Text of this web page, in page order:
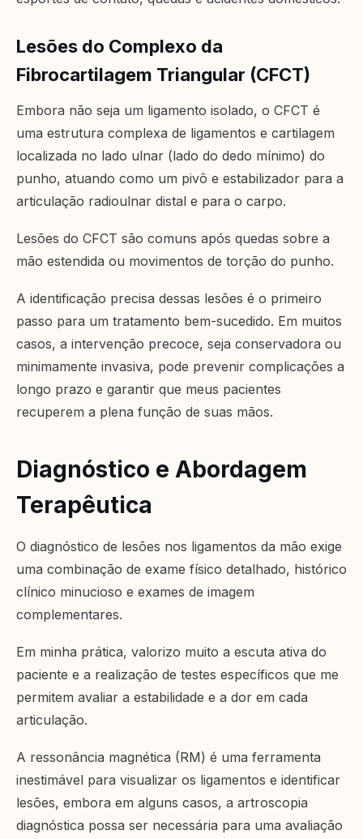
Lesões do Complexo da
Fibrocartilagem Triangular (CFCT)
Embora não seja um ligamento isolado, o CFCT é
uma estrutura complexa de ligamentos e cartilagem
localizada no lado ulnar (lado do dedo mínimo) do
punho, atuando como um pivô e estabilizador para a
articulação radioulnar distal e para o carpo.
Lesões do CFCT são comuns após quedas sobre a
mão estendida ou movimentos de torção do punho.
A identificação precisa dessas lesões é o primeiro
passo para um tratamento bem-sucedido. Em muitos
casos, a intervenção precoce, seja conservadora ou
minimamente invasiva, pode prevenir complicações a
longo prazo e garantir que meus pacientes
recuperem a plena função de suas mãos.
Diagnóstico e Abordagem
Terapêutica
O diagnóstico de lesões nos ligamentos da mão exige
uma combinação de exame físico detalhado, histórico
clínico minucioso e exames de imagem
complementares.
Em minha prática, valorizo muito a escuta ativa do
paciente e a realização de testes específicos que me
permitem avaliar a estabilidade e a dor em cada
articulação.
A ressonância magnética (RM) é uma ferramenta
inestimável para visualizar os ligamentos e identificar
lesões, embora em alguns casos, a artroscopia
diagnóstica possa ser necessária para uma avaliação